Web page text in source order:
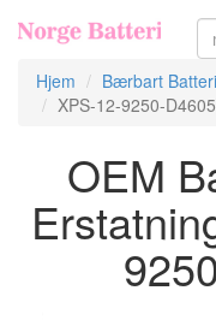
Hjem
Bærbart Batteri
XPS-12-9250-
OEM